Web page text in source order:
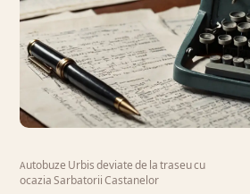
Autobuze Urbis deviate de la traseu cu
ocazia Sarbatorii Castanelor